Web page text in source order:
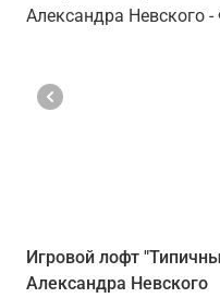
Игровой лофт
Александра Невского